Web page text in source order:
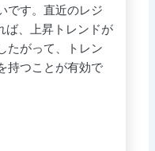
です。直近のレジ
ば、上昇トレンドが
たがって、トレン
持つことが有効で